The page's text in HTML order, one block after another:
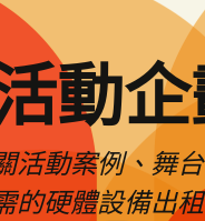
動
活動案例、舞
的硬體設備出